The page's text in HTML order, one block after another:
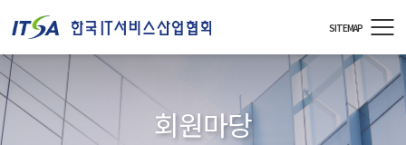
SITEMAP
회원마당